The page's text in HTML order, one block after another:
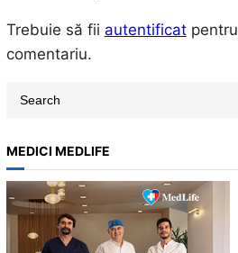
Trebuie să fii autentificat
comentariu.
r
c
h
MEDICI MEDLIFE